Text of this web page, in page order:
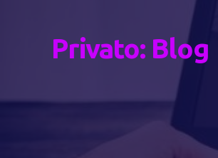
Privato: Blog